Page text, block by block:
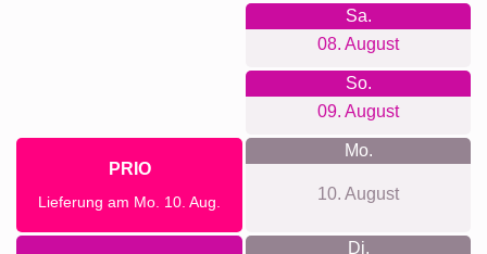
Sa.
08. August
So.
09. August
PRIO
Lieferung am Mo. 10. Aug.
Mo.
10. August
Di.